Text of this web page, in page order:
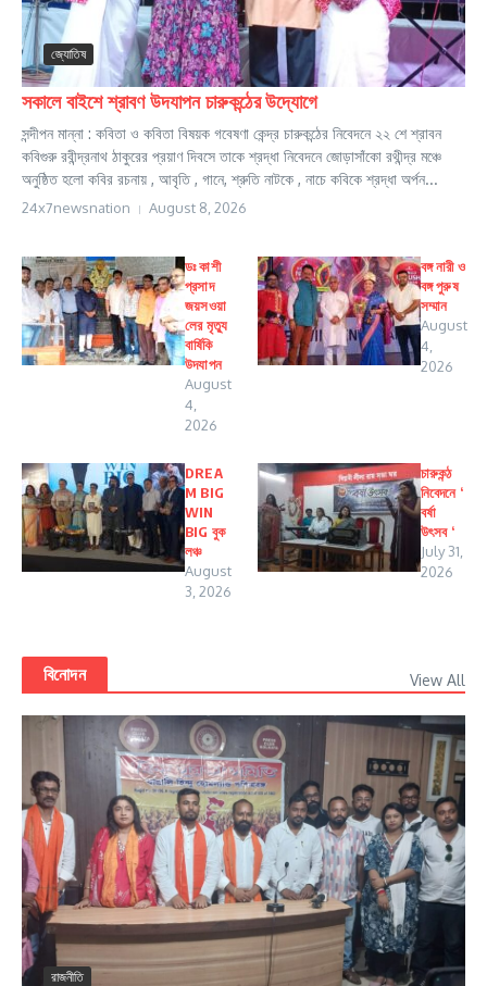
জ্যোতিষ
সকালে বাইশে শ্রাবণ উদযাপন চারুকন্ঠের উদ্যোগে
সন্দীপন মান্না : কবিতা ও কবিতা বিষয়ক গবেষণা কেন্দ্র চারুকন্ঠের নিবেদনে ২২ শে শ্রাবন
কবিগুরু রবীন্দ্রনাথ ঠাকুরের প্রয়াণ দিবসে তাকে শ্রদ্ধা নিবেদনে জোড়াসাঁকো রথীন্দ্র মঞ্চে
অনুষ্ঠিত হলো কবির রচনায় , আবৃতি , গানে, শ্রুতি নাটকে , নাচে কবিকে শ্রদ্ধা অর্পন...
24x7newsnation August 8, 2026
ডঃ কাশী
প্রসাদ
জয়সওয়া
লের মৃত্যু
বার্ষিকি
উদযাপন
August
4,
2026
বঙ্গ নারী ও
বঙ্গ পুরুষ
সম্মান
August
4,
2026
DREA
M BIG
WIN
BIG বুক
লঞ্চ
August
3, 2026
চারুকন্ঠ
নিবেদনে ‘
বর্ষা
উৎসব ‘
July 31,
2026
বিনোদন View All
রাজনীতি